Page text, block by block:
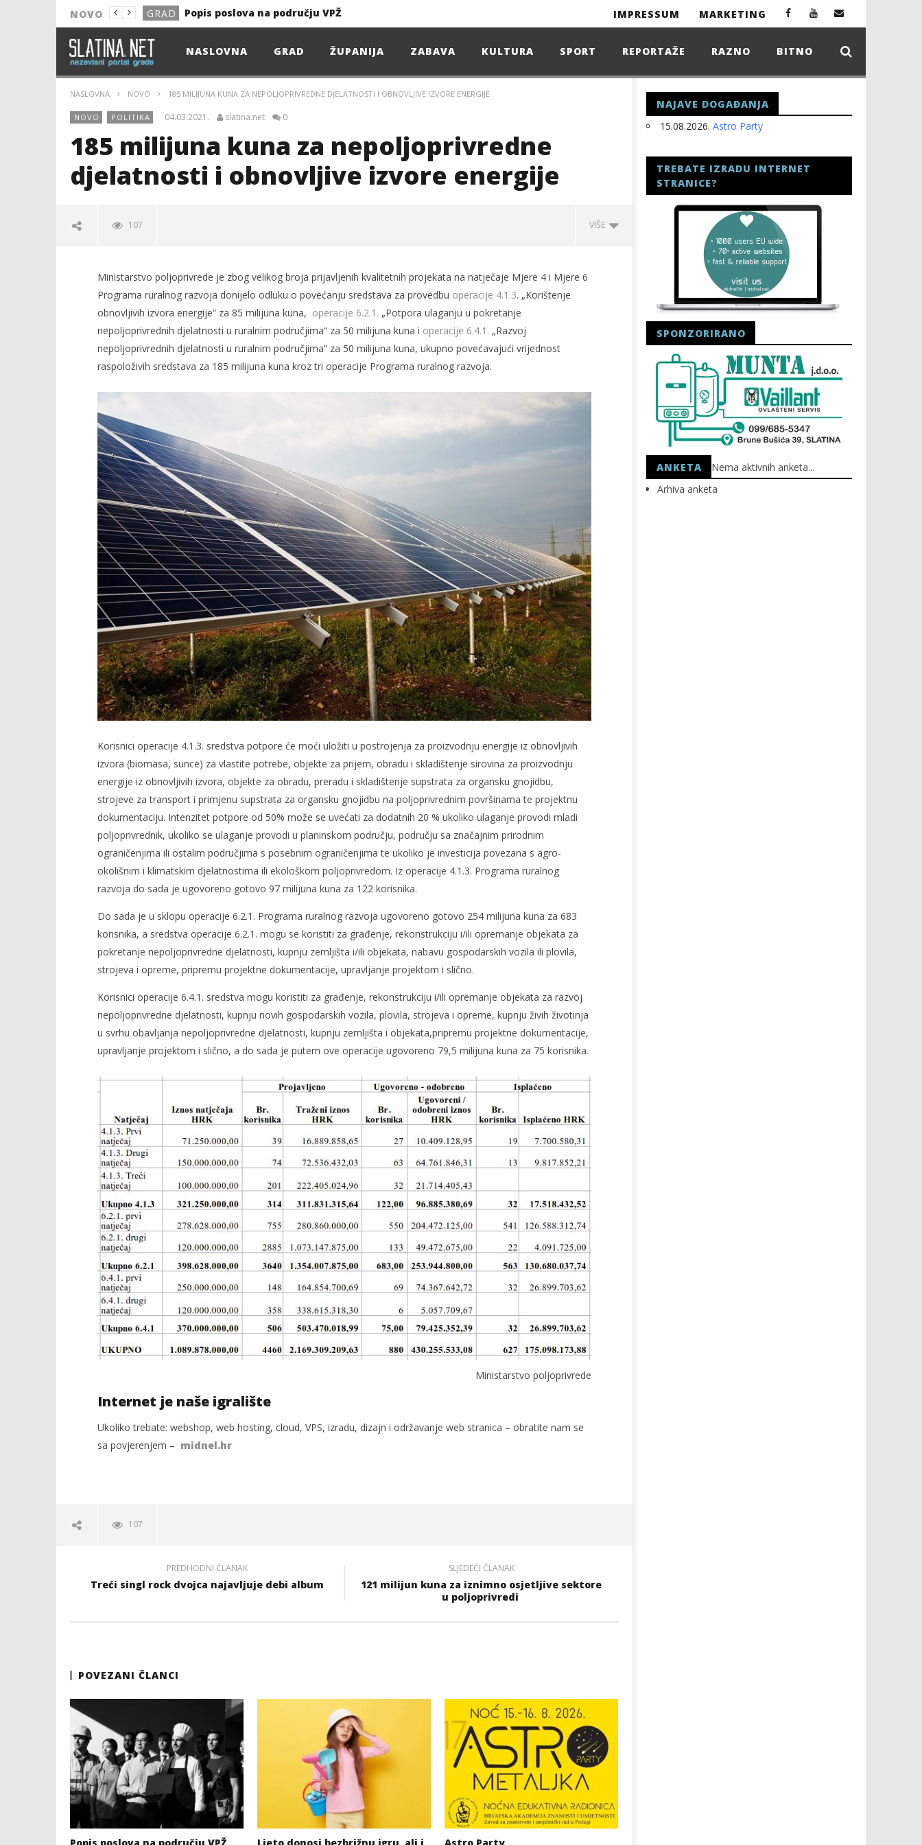
NOVO GRAD
Popis poslova na području VPŽ
NOVO
NOVO
NOVO
NOVO
KULTURA
4. Oluja Jazz Fest donosi dvije večeri vrhunskog jazza
GRAD
13. akcija DDK u 2026.
IMPRESSUM MARKETING
NASLOVNA GRAD ŽUPANIJA ZABAVA KULTURA SPORT REPORTAŽE RAZNO BITNO
NASLOVNA NOVO 185 MILIJUNA KUNA ZA NEPOLJOPRIVREDNE DJELATNOSTI I OBNOVLJIVE IZVORE ENERGIJE
NOVO POLITIKA 04.03.2021. slatina.net 0
185 milijuna kuna za nepoljoprivredne
djelatnosti i obnovljive izvore energije
107 VIŠE
TRENUTNO OTVORENO
185 milijuna kuna za
nepoljoprivredne djelatnosti i
obnovljive izvore energije
04.03.2021.
slatina.net
Ljeto donosi bezbrižnu igru, ali
i zdravstvene izazove
04.03.2021.
04.03.2021.
HEP: Bez struje
04.03.2021.
slatina.net
Ministarstvo poljoprivrede je zbog velikog broja prijavljenih kvalitetnih projekata na natječaje Mjere 4 i Mjere 6
Programa ruralnog razvoja donijelo odluku o povećanju sredstava za provedbu operacije 4.1.3. „Korištenje
obnovljivih izvora energije“ za 85 milijuna kuna, operacije 6.2.1. „Potpora ulaganju u pokretanje
nepoljoprivrednih djelatnosti u ruralnim područjima“ za 50 milijuna kuna i operacije 6.4.1. „Razvoj
nepoljoprivrednih djelatnosti u ruralnim područjima” za 50 milijuna kuna, ukupno povećavajući vrijednost
raspoloživih sredstava za 185 milijuna kuna kroz tri operacije Programa ruralnog razvoja.
Korisnici operacije 4.1.3. sredstva potpore će moći uložiti u postrojenja za proizvodnju energije iz obnovljivih
izvora (biomasa, sunce) za vlastite potrebe, objekte za prijem, obradu i skladištenje sirovina za proizvodnju
energije iz obnovljivih izvora, objekte za obradu, preradu i skladištenje supstrata za organsku gnojidbu,
strojeve za transport i primjenu supstrata za organsku gnojidbu na poljoprivrednim površinama te projektnu
dokumentaciju. Intenzitet potpore od 50% može se uvećati za dodatnih 20 % ukoliko ulaganje provodi mladi
poljoprivrednik, ukoliko se ulaganje provodi u planinskom području, području sa značajnim prirodnim
ograničenjima ili ostalim područjima s posebnim ograničenjima te ukoliko je investicija povezana s agro-
okolišnim i klimatskim djelatnostima ili ekološkom poljoprivredom. Iz operacije 4.1.3. Programa ruralnog
razvoja do sada je ugovoreno gotovo 97 milijuna kuna za 122 korisnika.
Do sada je u sklopu operacije 6.2.1. Programa ruralnog razvoja ugovoreno gotovo 254 milijuna kuna za 683
korisnika, a sredstva operacije 6.2.1. mogu se koristiti za građenje, rekonstrukciju i/ili opremanje objekata za
pokretanje nepoljoprivredne djelatnosti, kupnju zemljišta i/ili objekata, nabavu gospodarskih vozila ili plovila,
strojeva i opreme, pripremu projektne dokumentacije, upravljanje projektom i slično.
Korisnici operacije 6.4.1. sredstva mogu koristiti za građenje, rekonstrukciju i/ili opremanje objekata za razvoj
nepoljoprivredne djelatnosti, kupnju novih gospodarskih vozila, plovila, strojeva i opreme, kupnju živih životinja
u svrhu obavljanja nepoljoprivredne djelatnosti, kupnju zemljišta i objekata,pripremu projektne dokumentacije,
upravljanje projektom i slično, a do sada je putem ove operacije ugovoreno 79,5 milijuna kuna za 75 korisnika.
Ministarstvo poljoprivrede
Internet je naše igralište
Ukoliko trebate: webshop, web hosting, cloud, VPS, izradu, dizajn i održavanje web stranica – obratite nam se
sa povjerenjem – midnel.hr
107
PREDHODNI ČLANAK
Treći singl rock dvojca najavljuje debi album
SLJEDEĆI ČLANAK
121 milijun kuna za iznimno osjetljive sektore
u poljoprivredi
POVEZANI ČLANCI
NAJAVE DOGAĐANJA
15.08.2026. Astro Party
TREBATE IZRADU INTERNET
STRANICE?
SPONZORIRANO
ANKETA
Nema aktivnih anketa...
Arhiva anketa